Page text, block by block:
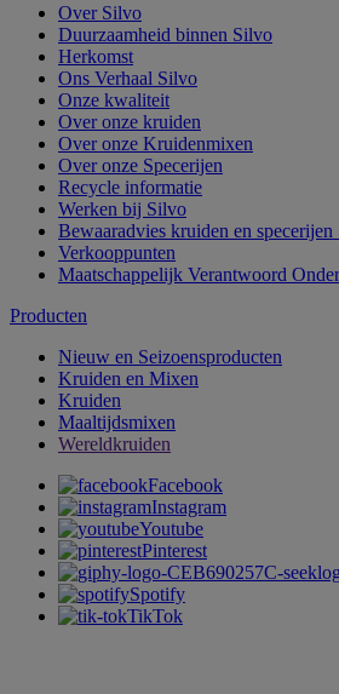
Over Silvo
Duurzaamheid binnen Silvo
Herkomst
Ons Verhaal Silvo
Onze kwaliteit
Over onze kruiden
Over onze Kruidenmixen
Over onze Specerijen
Recycle informatie
Werken bij Silvo
Bewaaradvies kruiden en
Verkooppunten
Maatschappelijk Verantwoord
Producten
Nieuw en Seizoensproducten
Kruiden en Mixen
Kruiden
Maaltijdsmixen
Wereldkruiden
Facebook
Instagram
Youtube
Pinterest
Spotify
TikTok